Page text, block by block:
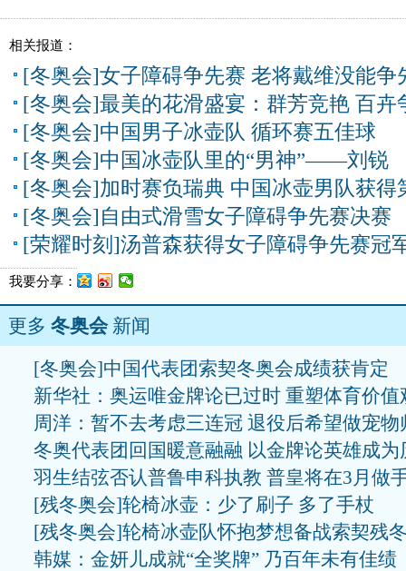
相关报道：
[冬奥会]女子障碍争先赛 老将戴维没能争
[冬奥会]最美的花滑盛宴：群芳竞艳 百卉
[冬奥会]中国男子冰壶队 循环赛五佳球
[冬奥会]中国冰壶队里的“男神”——刘锐
[冬奥会]加时赛负瑞典 中国冰壶男队获得
[冬奥会]自由式滑雪女子障碍争先赛决赛
[荣耀时刻]汤普森获得女子障碍争先赛冠
我要分享：
更多 冬奥会新闻
[冬奥会]中国代表团索契冬奥会成绩获肯定
新华社：奥运唯金牌论已过时 重塑体育价值
周洋：暂不去考虑三连冠 退役后希望做宠物
冬奥代表团回国暖意融融 以金牌论英雄成为
羽生结弦否认普鲁申科执教 普皇将在3月做
[残冬奥会]轮椅冰壶：少了刷子 多了手杖
[残冬奥会]轮椅冰壶队怀抱梦想备战索契残
韩媒：金妍儿成就“全奖牌” 乃百年未有佳绩